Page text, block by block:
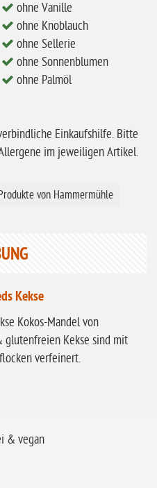
ohne Vanille
ohne Knoblauch
ohne Sellerie
ohne Sonnenblumen
ohne Palmöl
Einkaufshilfe. Bitte
im jeweiligen Artikel.
von Hammermühle
Kekse
Kokos-Mandel von
glutenfreien Kekse sind mit
verfeinert.
& vegan